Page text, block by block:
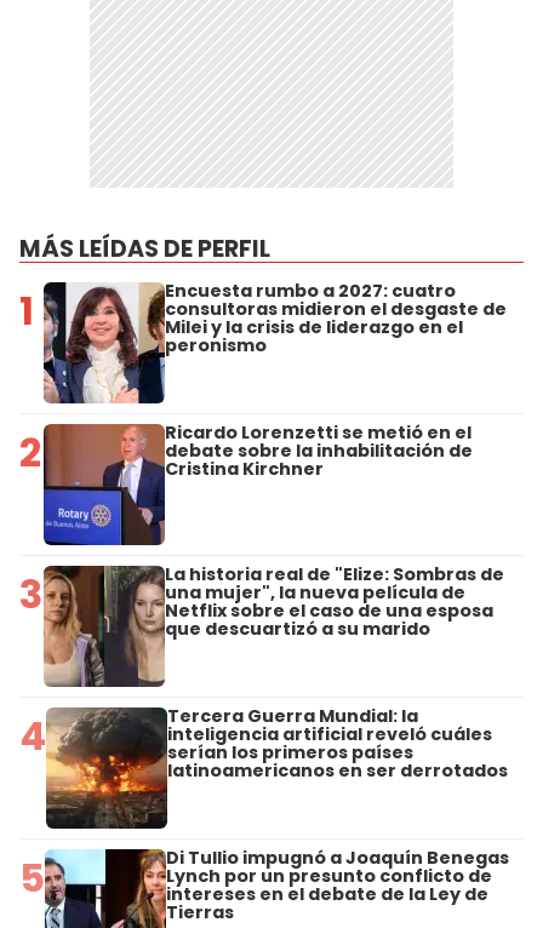
MÁS LEÍDAS DE PERFIL
1 Encuesta rumbo a 2027: cuatro
consultoras midieron el desgaste de
Milei y la crisis de liderazgo en el
peronismo
2 Ricardo Lorenzetti se metió en el
debate sobre la inhabilitación de
Cristina Kirchner
3 La historia real de "Elize: Sombras de
una mujer", la nueva película de
Netflix sobre el caso de una esposa
que descuartizó a su marido
4 Tercera Guerra Mundial: la
inteligencia artificial reveló cuáles
serían los primeros países
latinoamericanos en ser derrotados
5 Di Tullio impugnó a Joaquín Benegas
Lynch por un presunto conflicto de
intereses en el debate de la Ley de
Tierras